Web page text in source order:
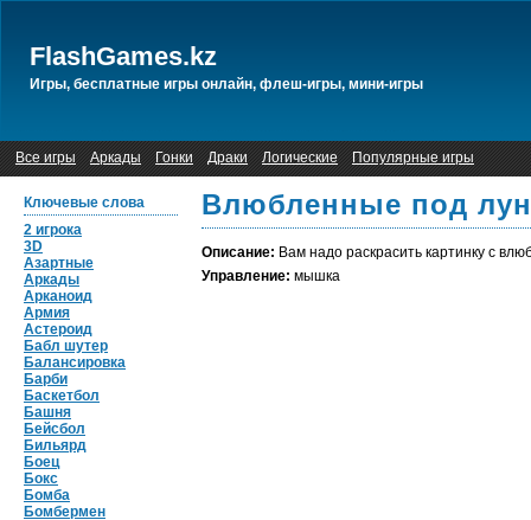
FlashGames.kz
Игры, бесплатные игры онлайн, флеш-игры, мини-игры
Все игры Аркады Гонки Драки Логические Популярные игры
Ключевые слова
2 игрока
3D
Азартные
Аркады
Арканоид
Армия
Астероид
Бабл шутер
Балансировка
Барби
Баскетбол
Башня
Бейсбол
Бильярд
Боец
Бокс
Бомба
Бомбермен
Влюбленные под
Описание: Вам надо раскрасить картинку с
Управление: мышка